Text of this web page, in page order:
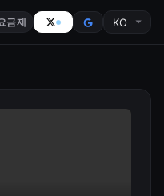
금제